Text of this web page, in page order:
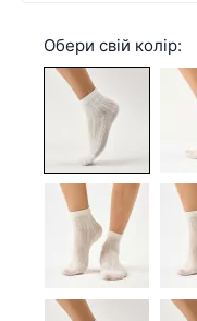
Обери свій колір: